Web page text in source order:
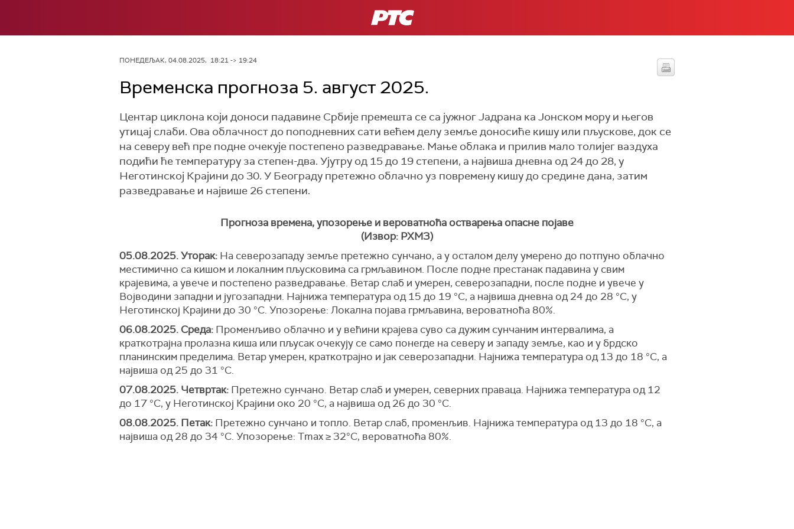
РТС
ПОНЕДЕЉАК, 04.08.2025, 18:21 -> 19:24
Временска прогноза 5. август 2025.
Центар циклона који доноси падавине Србије премешта се са јужног Јадрана ка Јонском мору и његов
утицај слаби. Ова облачност до поподневних сати већем делу земље доносиће кишу или пљускове, док се
на северу већ пре подне очекује постепено разведравање. Мање облака и прилив мало толијег ваздуха
подићи ће температуру за степен-два. Ујутру од 15 до 19 степени, а највиша дневна од 24 до 28, у
Неготинској Крајини до 30. У Београду претежно облачно уз повремену кишу до средине дана, затим
разведравање и највише 26 степени.
Прогноза времена, упозорење и вероватноћа остварења опасне појаве
(Извор: РХМЗ)
05.08.2025. Уторак: На северозападу земље претежно сунчано, а у осталом делу умерено до потпуно облачно
местимично са кишом и локалним пљусковима са грмљавином. После подне престанак падавина у свим
крајевима, а увече и постепено разведравање. Ветар слаб и умерен, северозападни, после подне и увече у
Војводини западни и југозападни. Најнижа температура од 15 до 19 °С, а највиша дневна од 24 до 28 °С, у
Неготинској Крајини до 30 °С. Упозорење: Локална појава грмљавина, вероватноћа 80%.
06.08.2025. Среда: Променљиво облачно и у већини крајева суво са дужим сунчаним интервалима, а
краткотрајна пролазна киша или пљусак очекују се само понегде на северу и западу земље, као и у брдско
планинским пределима. Ветар умерен, краткотрајно и јак северозападни. Најнижа температура од 13 до 18 °С, а
највиша од 25 до 31 °С.
07.08.2025. Четвртак: Претежно сунчано. Ветар слаб и умерен, северних праваца. Најнижа температура од 12
до 17 °С, у Неготинској Крајини око 20 °С, а највиша од 26 до 30 °С.
08.08.2025. Петак: Претежно сунчано и топло. Ветар слаб, променљив. Најнижа температура од 13 до 18 °С, а
највиша од 28 до 34 °С. Упозорење: Tmax ≥ 32°C, вероватноћа 80%.